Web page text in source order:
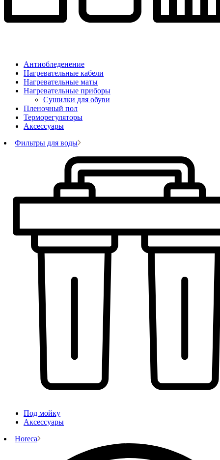
Антиобледенение
Нагревательные кабели
Нагревательные маты
Нагревательные приборы
Сушилки для обуви
Пленочный пол
Терморегуляторы
Аксессуары
Фильтры для воды
Под мойку
Аксессуары
Horeca